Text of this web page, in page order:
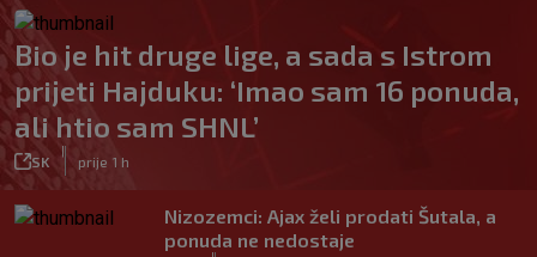
Bio je hit druge lige, a sada s Istrom
prijeti Hajduku: ‘Imao sam 16 ponuda,
ali htio sam SHNL’
SK prije 1 h
Nizozemci: Ajax želi prodati Šutala, a
ponuda ne nedostaje